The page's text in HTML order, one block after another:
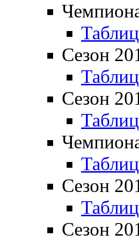
Сезон
Сезон
Сезон
Сезон